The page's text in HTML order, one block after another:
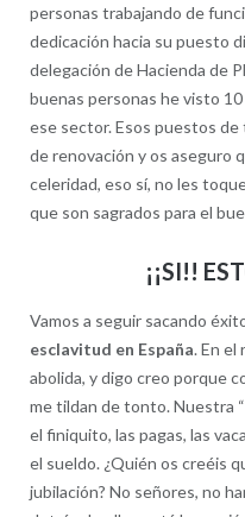
personas trabajando de
dedicación hacia su puesto
delegación de Hacienda de
buenas personas he visto
ese sector. Esos puestos
de renovación y os aseguro
celeridad, eso sí, no les
que son sagrados para el
¡¡SI!!
Vamos a seguir sacando
esclavitud en España. En el
abolida, y digo creo porque
me tildan de tonto. Nuestra “
el finiquito, las pagas, las
el sueldo. ¿Quién os creéis
jubilación? No señores, no